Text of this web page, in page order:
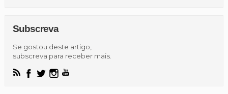
Subscreva
Se gostou deste artigo,
subscreva para receber mais.